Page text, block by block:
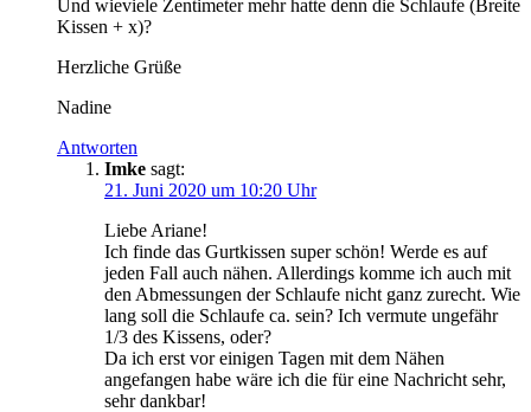
Und wieviele Zentimeter mehr hatte denn die Schlaufe (Breite
Kissen + x)?
Herzliche Grüße
Nadine
Antworten
Imke sagt:
21. Juni 2020 um 10:20 Uhr
Liebe Ariane!
Ich finde das Gurtkissen super schön! Werde es auf
jeden Fall auch nähen. Allerdings komme ich auch mit
den Abmessungen der Schlaufe nicht ganz zurecht. Wie
lang soll die Schlaufe ca. sein? Ich vermute ungefähr
1/3 des Kissens, oder?
Da ich erst vor einigen Tagen mit dem Nähen
angefangen habe wäre ich die für eine Nachricht sehr,
sehr dankbar!